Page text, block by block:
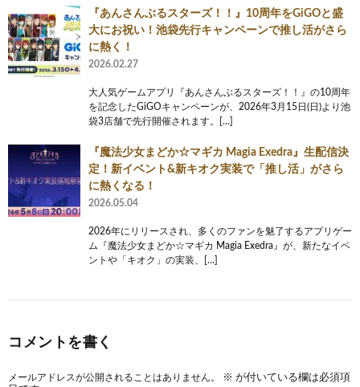
『あんさんぶるスターズ！！』10周年をGiGOと盛
大にお祝い！池袋先行キャンペーンで推し活がさら
に熱く！
2026.02.27
大人気ゲームアプリ『あんさんぶるスターズ！！』の10周年
を記念したGiGOキャンペーンが、2026年3月15日(日)より池
袋3店舗で先行開催されます。[…]
『魔法少女まどか☆マギカ Magia Exedra』生配信決
定！新イベント&新キオク実装で「推し活」がさら
に熱くなる！
2026.05.04
2026年にリリースされ、多くのファンを魅了するアプリゲー
ム『魔法少女まどか☆マギカ Magia Exedra』が、新たなイベ
ントや「キオク」の実装、[…]
コメントを書く
メールアドレスが公開されることはありません。 ※ が付いている欄は必須項